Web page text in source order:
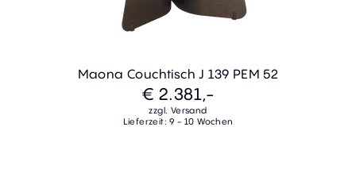
Maona Couchtisch J 139 PEM 52
€ 2.381,-
zzgl. Versand
Lieferzeit: 9 - 10 Wochen